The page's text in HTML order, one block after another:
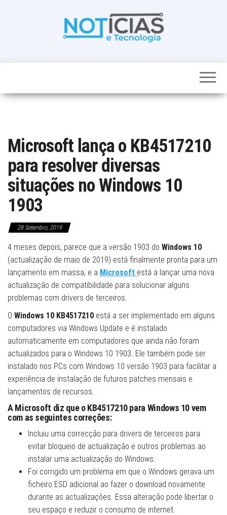
noticias de
num só lugar
Microsoft lança o KB4517210
para resolver diversas
situações no Windows 10
1903
28 Setembro, 2019
4 meses depois, parece que a versão 1903 do Windows 10
(actualização de maio de 2019) está finalmente pronta para um
lançamento em massa, e a Microsoft está a lançar uma nova
actualização de compatibilidade para solucionar alguns
problemas com drivers de terceiros.
O Windows 10 KB4517210 está a ser implementado em alguns
computadores via Windows Update e é instalado
automaticamente em computadores que ainda não foram
actualizados para o Windows 10 1903. Ele também pode ser
instalado nos PCs com Windows 10 versão 1903 para facilitar a
experiência de instalação de futuros patches mensais e
lançamentos de recursos.
A Microsoft diz que o KB4517210 para Windows 10 vem
com as seguintes correções:
Incluiu uma correcção para drivers de terceiros para
evitar bloqueio de actualização e outros problemas ao
instalar uma actualização do Windows.
Foi corrigido um problema em que o Windows gerava um
ficheiro ESD adicional ao fazer o download novamente
durante as actualizações. Essa alteração pode libertar o
seu espaço e reduzir o consumo de internet.